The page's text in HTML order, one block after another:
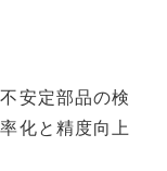
安定部品の検
化と精度向上